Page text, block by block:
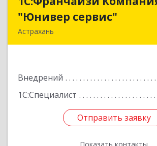
"Юнивер сервис"
Астрахань
Внедрений
1С:Специалист
Отправить заявку
Отправить заявку